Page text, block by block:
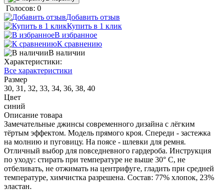
Голосов: 0
Добавить отзыв
Купить в 1 клик
В избранное
К сравнению
В наличии
Характеристики:
Все характеристики
Размер
30, 31, 32, 33, 34, 36, 38, 40
Цвет
синий
Описание товара
Замечательные джинсы современного дизайна с лёгким
тёртым эффектом. Модель прямого кроя. Спереди - застежка
на молнию и пуговицу. На поясе - шлевки для ремня.
Отличный выбор для повседневного гардероба. Инструкция
по уходу: стирать при температуре не выше 30° C, не
отбеливать, не отжимать на центрифуге, гладить при средней
температуре, химчистка разрешена. Состав: 77% хлопок, 23%
эластан.